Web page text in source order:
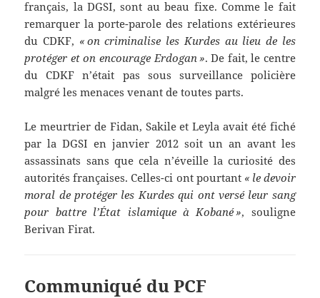
français, la DGSI, sont au beau fixe. Comme le fait
remarquer la porte-parole des relations extérieures
du CDKF, « on criminalise les Kurdes au lieu de les
protéger et on encourage Erdogan ». De fait, le centre
du CDKF n’était pas sous surveillance policière
malgré les menaces venant de toutes parts.
Le meurtrier de Fidan, Sakile et Leyla avait été fiché
par la DGSI en janvier 2012 soit un an avant les
assassinats sans que cela n’éveille la curiosité des
autorités françaises. Celles-ci ont pourtant « le devoir
moral de protéger les Kurdes qui ont versé leur sang
pour battre l’État islamique à Kobané », souligne
Berivan Firat.
Communiqué du PCF